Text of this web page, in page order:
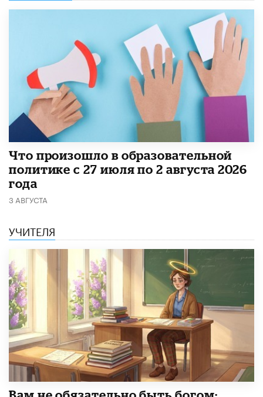
​Что произошло в образовательной
политике с 27 июля по 2 августа 2026
года
3 АВГУСТА
УЧИТЕЛЯ